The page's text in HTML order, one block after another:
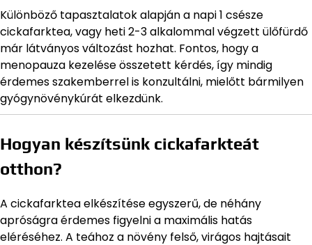
Különböző tapasztalatok alapján a napi 1 csésze
cickafarktea, vagy heti 2-3 alkalommal végzett ülőfürdő
már látványos változást hozhat. Fontos, hogy a
menopauza kezelése összetett kérdés, így mindig
érdemes szakemberrel is konzultálni, mielőtt bármilyen
gyógynövénykúrát elkezdünk.
Hogyan készítsünk cickafarkteát
otthon?
A cickafarktea elkészítése egyszerű, de néhány
apróságra érdemes figyelni a maximális hatás
eléréséhez. A teához a növény felső, virágos hajtásait